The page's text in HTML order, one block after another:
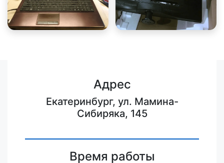
Адрес
Екатеринбург, ул. Мамина-
Сибиряка, 145
Время работы